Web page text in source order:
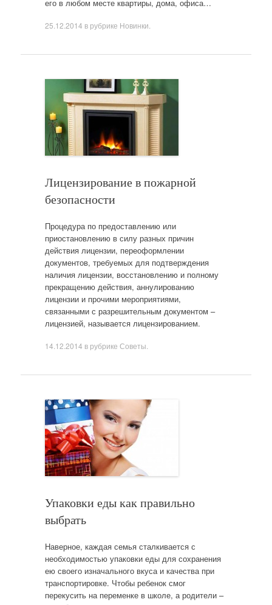
его в любом месте квартиры, дома, офиса…
25.12.2014 в рубрике Новинки
Лицензирование в пожарной
безопасности
Процедура по предоставлению или
приостановлению в силу разных причин
действия лицензии, переоформлении
документов, требуемых для подтверждения
наличия лицензии, восстановлению и полному
прекращению действия, аннулированию
лицензии и прочими мероприятиями,
связанными с разрешительным документом –
лицензией, называется лицензированием.
14.12.2014 в рубрике Советы
Упаковки еды как правильно
выбрать
Наверное, каждая семья сталкивается с
необходимостью упаковки еды для сохранения
ею своего изначального вкуса и качества при
транспортировке. Чтобы ребенок смог
перекусить на переменке в школе, а родители –